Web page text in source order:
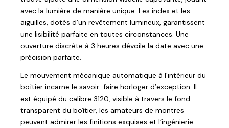
avec la lumière de manière unique. Les index et les
aiguilles, dotés d’un revêtement lumineux, garantissent
une lisibilité parfaite en toutes circonstances. Une
ouverture discrète à 3 heures dévoile la date avec une
précision parfaite.
Le mouvement mécanique automatique à l’intérieur du
boîtier incarne le savoir-faire horloger d’exception. Il
est équipé du calibre 3120, visible à travers le fond
transparent du boîtier, les amateurs de montres
peuvent admirer les finitions exquises et l’ingénierie